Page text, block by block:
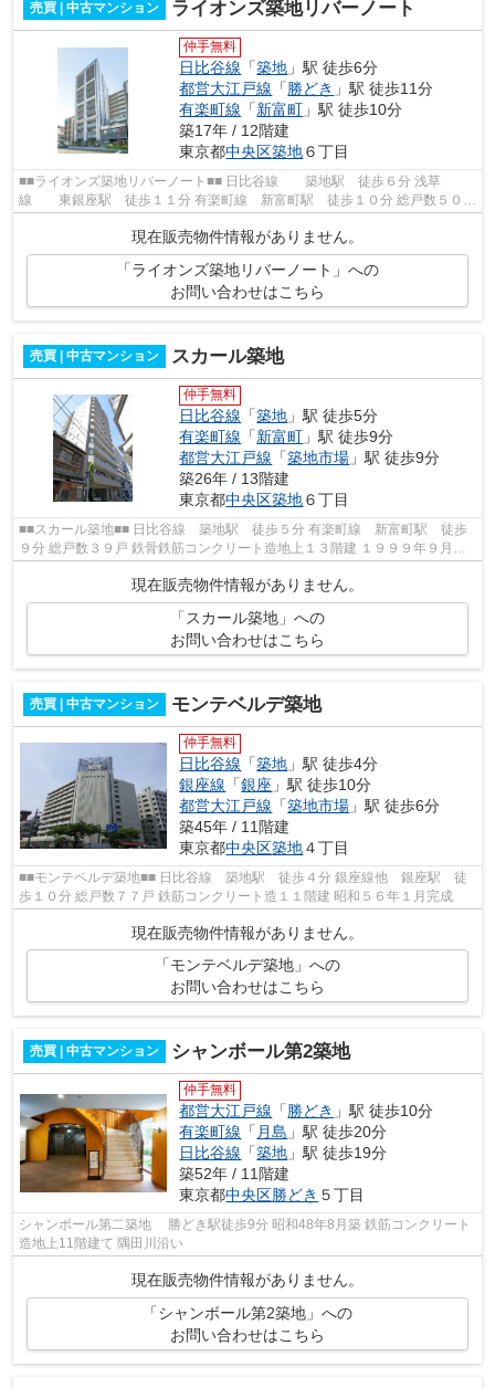
売買 | 中古マンション ライオンズ築地リバーノート
仲手無料
日比谷線 「築地 」駅 徒歩6分
都営大江戸線 「勝どき 」駅 徒歩11分
有楽町線 「新富町 」駅 徒歩10分
築17年 / 12階建
東京都中央区築地６丁目
■■ライオンズ築地リバーノート■■ 日比谷線 築地駅 徒歩６分 浅草
線 東銀座駅 徒歩１１分 有楽町線 新富町駅 徒歩１０分 総戸数５０戸
現在販売物件情報がありません。
「ライオンズ築地リバーノート」への
お問い合わせはこちら
売買 | 中古マンション スカール築地
仲手無料
日比谷線 「築地 」駅 徒歩5分
有楽町線 「新富町 」駅 徒歩9分
都営大江戸線 「築地市場 」駅 徒歩9分
築26年 / 13階建
東京都中央区築地６丁目
■■スカール築地■■ 日比谷線 築地駅 徒歩５分 有楽町線 新富町駅 徒歩
９分 総戸数３９戸 鉄骨鉄筋コンクリート造地上１３階建 １９９９年９月完
現在販売物件情報がありません。
「スカール築地」への
お問い合わせはこちら
売買 | 中古マンション モンテベルデ築地
仲手無料
日比谷線 「築地 」駅 徒歩4分
銀座線 「銀座 」駅 徒歩10分
都営大江戸線 「築地市場 」駅 徒歩6分
築45年 / 11階建
東京都中央区築地４丁目
■■モンテベルデ築地■■ 日比谷線 築地駅 徒歩４分 銀座線他 銀座駅 徒
歩１０分 総戸数７７戸 鉄筋コンクリート造１１階建 昭和５６年１月完成
現在販売物件情報がありません。
「モンテベルデ築地」への
お問い合わせはこちら
売買 | 中古マンション シャンボール第2築地
仲手無料
都営大江戸線 「 勝どき 」駅 徒歩10分
有楽町線 「 月島 」駅 徒歩20分
日比谷線 「築地 」駅 徒歩19分
築52年 / 11階建
東京都中央区勝どき ５丁目
シャンボール第二築地 勝どき駅徒歩9分 昭和48年8月築 鉄筋コンクリート
造地上11階建て 隅田川沿い
現在販売物件情報がありません。
「シャンボール第2築地」への
お問い合わせはこちら